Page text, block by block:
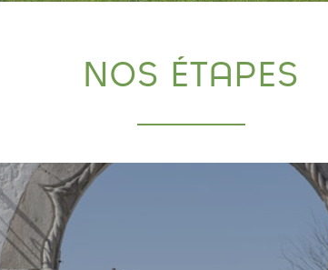
NOS ÉTAPES